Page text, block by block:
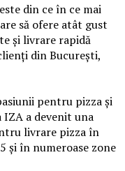
este din ce în ce mai
să ofere atât gust
și livrare rapidă
din București,
pentru pizza și
a devenit una
livrare pizza în
și în numeroase zone